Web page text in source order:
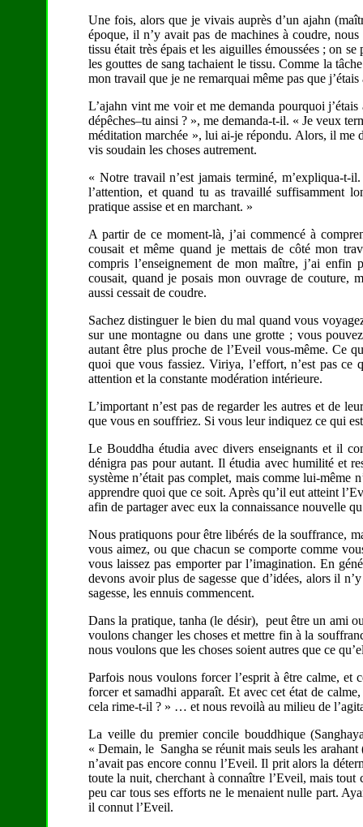
Une fois, alors que je vivais auprès d’un ajahn
époque, il n’y avait pas de machines à coudre,
tissu était très épais et les aiguilles émoussées ; on
les gouttes de sang tachaient le tissu. Comme la
mon travail que je ne remarquai même pas que
L’ajahn vint me voir et me demanda pourquoi
dépêches–tu ainsi ? », me demanda-t-il. « Je veux
méditation marchée », lui ai-je répondu. Alors, il
vis soudain les choses autrement.
« Notre travail n’est jamais terminé, m’expliqua-t-
l’attention, et quand tu as travaillé suffisamment
pratique assise et en marchant. »
A partir de ce moment-là, j’ai commencé à
cousait et même quand je mettais de côté mon
compris l’enseignement de mon maître, j’ai
cousait, quand je posais mon ouvrage de couture,
aussi cessait de coudre.
Sachez distinguer le bien du mal quand vous
sur une montagne ou dans une grotte ; vous
autant être plus proche de l’Eveil vous-même. Ce
quoi que vous fassiez. Viriya, l’effort, n’est pas ce
attention et la constante modération intérieure.
L’important n’est pas de regarder les autres et de
que vous en souffriez. Si vous leur indiquez ce qui
Le Bouddha étudia avec divers enseignants et il
dénigra pas pour autant. Il étudia avec humilité et
système n’était pas complet, mais comme lui-même
apprendre quoi que ce soit. Après qu’il eut atteint
afin de partager avec eux la connaissance nouvelle
Nous pratiquons pour être libérés de la souffrance,
vous aimez, ou que chacun se comporte comme
vous laissez pas emporter par l’imagination. En
devons avoir plus de sagesse que d’idées, alors il
sagesse, les ennuis commencent.
Dans la pratique, tanha (le désir), peut être un ami
voulons changer les choses et mettre fin à la
nous voulons que les choses soient autres que ce
Parfois nous voulons forcer l’esprit à être calme, et
forcer et samadhi apparaît. Et avec cet état de
cela rime-t-il ? » … et nous revoilà au milieu de
La veille du premier concile bouddhique
« Demain, le Sangha se réunit mais seuls les
n’avait pas encore connu l’Eveil. Il prit alors la
toute la nuit, cherchant à connaître l’Eveil, mais tout
peu car tous ses efforts ne le menaient nulle part.
il connut l’Eveil.